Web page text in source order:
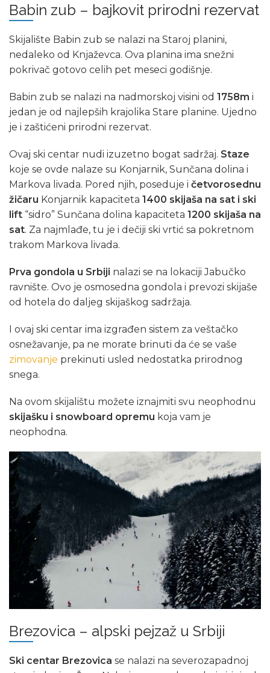
Babin zub – bajkovit prirodni rezervat
Skijalište Babin zub se nalazi na Staroj planini,
nedaleko od Knjaževca. Ova planina ima snežni
pokrivač gotovo celih pet meseci godišnje.
Babin zub se nalazi na nadmorskoj visini od 1758m i
jedan je od najlepših krajolika Stare planine. Ujedno
je i zaštićeni prirodni rezervat.
Ovaj ski centar nudi izuzetno bogat sadržaj. Staze
koje se ovde nalaze su Konjarnik, Sunčana dolina i
Markova livada. Pored njih, poseduje i četvorosednu
žičaru Konjarnik kapaciteta 1400 skijaša na sat i ski
lift “sidro” Sunčana dolina kapaciteta 1200 skijaša na
sat. Za najmlađe, tu je i dečiji ski vrtić sa pokretnom
trakom Markova livada.
Prva gondola u Srbiji nalazi se na lokaciji Jabučko
ravnište. Ovo je osmosedna gondola i prevozi skijaše
od hotela do daljeg skijaškog sadržaja.
I ovaj ski centar ima izgrađen sistem za veštačko
osnežavanje, pa ne morate brinuti da će se vaše
zimovanje prekinuti usled nedostatka prirodnog
snega.
Na ovom skijalištu možete iznajmiti svu neophodnu
skijašku i snowboard opremu koja vam je
neophodna.
Brezovica – alpski pejzaž u Srbiji
Ski centar Brezovica se nalazi na severozapadnoj